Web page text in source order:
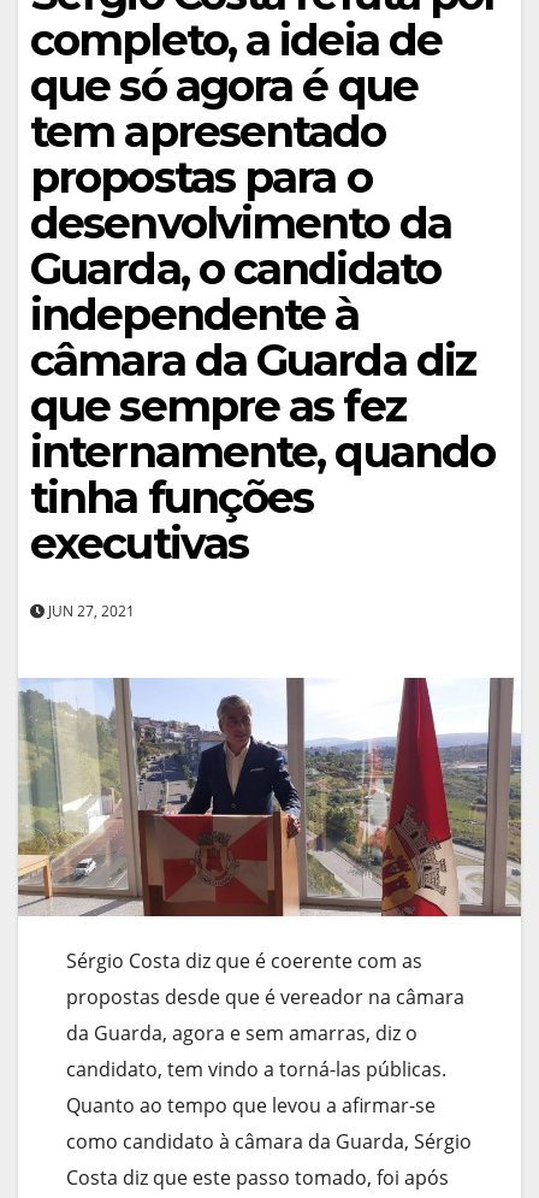
completo, a ideia de
que só agora é que
tem apresentado
propostas para o
desenvolvimento da
Guarda, o candidato
independente à
câmara da Guarda diz
que sempre as fez
internamente, quando
tinha funções
executivas
JUN 27, 2021
Sérgio Costa diz que é coerente com as
propostas desde que é vereador na câmara
da Guarda, agora e sem amarras, diz o
candidato, tem vindo a torná-las públicas.
Quanto ao tempo que levou a afirmar-se
como candidato à câmara da Guarda, Sérgio
Costa diz que este passo tomado, foi após